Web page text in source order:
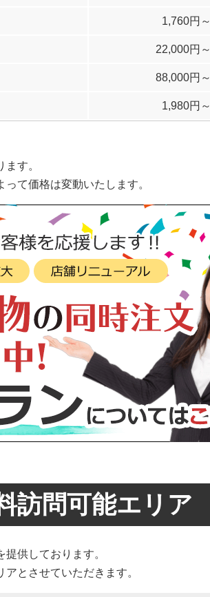
1,760円～
22,000円～
88,000円～
1,980円～
す。
て価格は変動いたします。
訪問可能エリア
供しております。
とさせていただきます。